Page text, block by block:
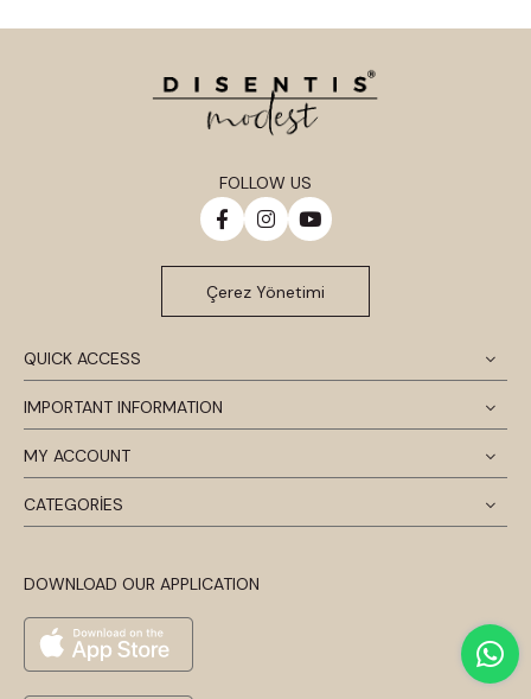
QUICK ACCESS
IMPORTANT INFORMATION
MY ACCOUNT
CATEGORİES
DOWNLOAD OUR APPLICATION
FOLLOW US
Çerez Yönetimi